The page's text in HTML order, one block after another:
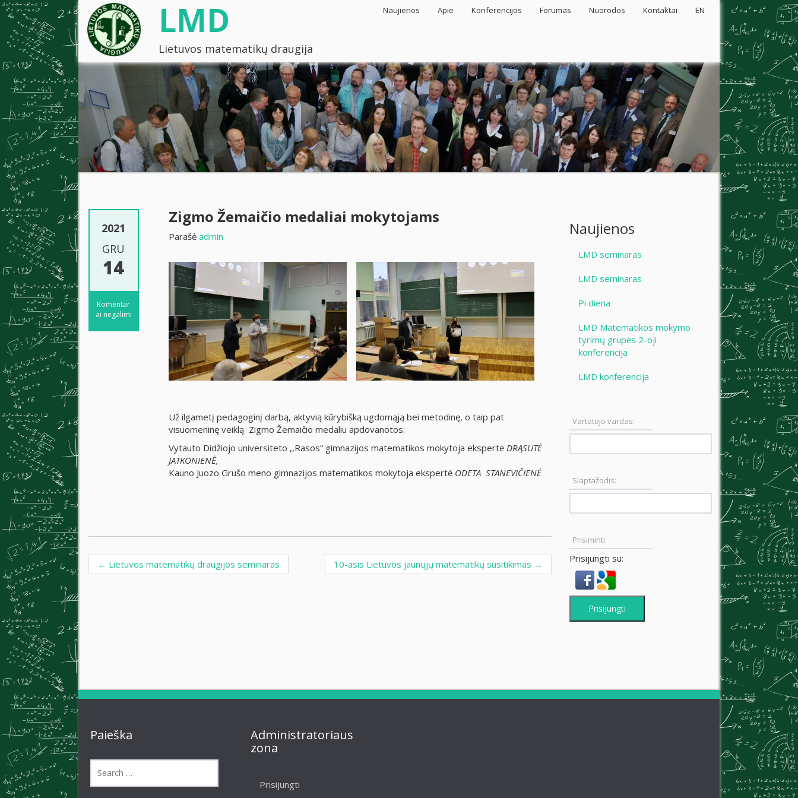
LMD
Lietuvos matematikų draugija
Naujienos Apie Konferencijos Forumas Nuorodos Kontaktai EN
2021
GRU
14
Komentar
ai negalimi
Zigmo Žemaičio medaliai mokytojams
Parašė admin
Už ilgametį pedagoginį darbą, aktyvią kūrybišką ugdomąją bei metodinę, o taip pat
visuomeninę veiklą Zigmo Žemaičio medaliu apdovanotos:
Vytauto Didžiojo universiteto ,,Rasos“ gimnazijos matematikos mokytoja ekspertėDRĄSUTĖ
JATKONIENĖ,
Kauno Juozo Grušo meno gimnazijos matematikos mokytoja ekspertėODETA STANEVIČIENĖ
Post navigation
← Lietuvos matematikų draugijos seminaras 10-asis Lietuvos jaunųjų matematikų susitikimas →
Naujienos
LMD seminaras
LMD seminaras
Pi diena
LMD Matematikos mokymo
tyrimų grupės 2-oji
konferencija
LMD konferencija
Vartotojo vardas:
Slaptažodis:
Prisiminti
Prisijungti su:
Prisijungti
Paieška
Administratoriaus
zona
Prisijungti